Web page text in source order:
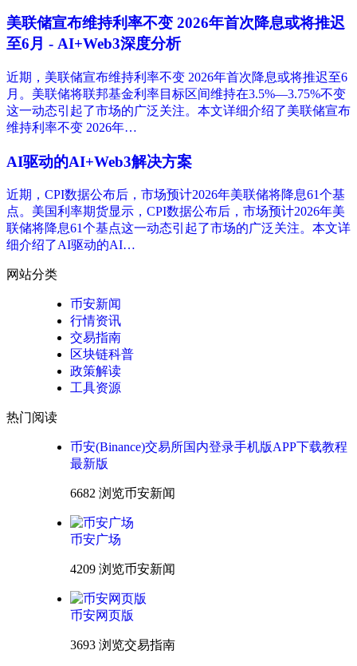
美联储宣布维持利率不变 2026年首次降息或将推迟
至6月 - AI+Web3深度分析
近期，美联储宣布维持利率不变 2026年首次降息或将推迟至6
月。美联储将联邦基金利率目标区间维持在3.5%—3.75%不变
这一动态引起了市场的广泛关注。本文详细介绍了美联储宣布
维持利率不变 2026年…
AI驱动的AI+Web3解决方案
近期，CPI数据公布后，市场预计2026年美联储将降息61个基
点。美国利率期货显示，CPI数据公布后，市场预计2026年美
联储将降息61个基点这一动态引起了市场的广泛关注。本文详
细介绍了AI驱动的AI…
网站分类
币安新闻
行情资讯
交易指南
区块链科普
政策解读
工具资源
热门阅读
币安(Binance)交易所国内登录手机版APP下载教程
最新版
6682 浏览币安新闻
币安广场
4209 浏览币安新闻
币安网页版
3693 浏览交易指南